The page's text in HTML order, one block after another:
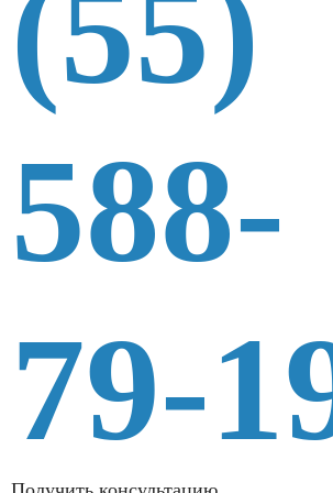
588-
79-